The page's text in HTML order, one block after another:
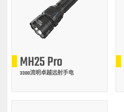
MH25 Pro
3300流明卓越远射手电